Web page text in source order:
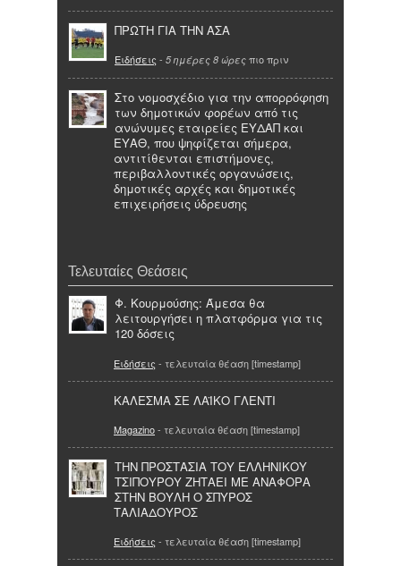
ΠΡΩΤΗ ΓΙΑ ΤΗΝ ΑΣΑ
Ειδήσεις - 5 ημέρες 8 ώρες πιο πριν
Στο νομοσχέδιο για την απορρόφηση
των δημοτικών φορέων από τις
ανώνυμες εταιρείες ΕΥΔΑΠ και
ΕΥΑΘ, που ψηφίζεται σήμερα,
αντιτίθενται επιστήμονες,
περιβαλλοντικές οργανώσεις,
δημοτικές αρχές και δημοτικές
επιχειρήσεις ύδρευσης
Τελευταίες Θεάσεις
Φ. Κουρμούσης: Άμεσα θα
λειτουργήσει η πλατφόρμα για τις
120 δόσεις
Ειδήσεις - τελευταία θέαση [timestamp]
ΚΑΛΕΣΜΑ ΣΕ ΛΑΪΚΟ ΓΛΕΝΤΙ
Magazino- τελευταία θέαση [timestamp]
ΤΗΝ ΠΡΟΣΤΑΣΙΑ ΤΟΥ ΕΛΛΗΝΙΚΟΥ
ΤΣΙΠΟΥΡΟΥ ΖΗΤΑΕΙ ΜΕ ΑΝΑΦΟΡΑ
ΣΤΗΝ ΒΟΥΛΗ Ο ΣΠΥΡΟΣ
ΤΑΛΙΑΔΟΥΡΟΣ
Ειδήσεις - τελευταία θέαση [timestamp]